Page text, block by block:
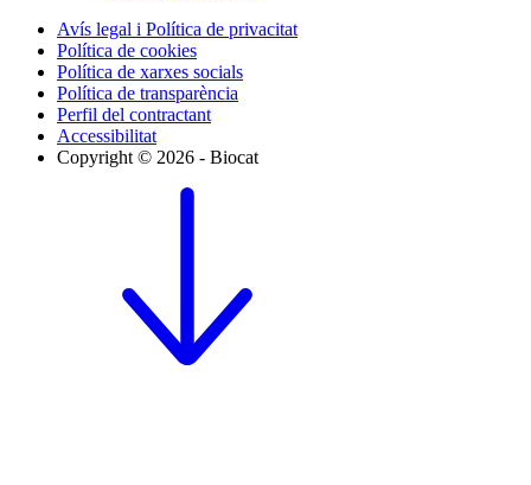
Avís legal i Política de privacitat
Política de cookies
Política de xarxes socials
Política de transparència
Perfil del contractant
Accessibilitat
Copyright © 2026 - Biocat